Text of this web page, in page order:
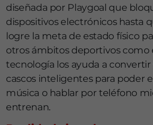
diseñada por Playgoal que
dispositivos electrónicos hasta
logre la meta de estado físico
otros ámbitos deportivos como
tecnología los ayuda a convertir
cascos inteligentes para poder
música o hablar por teléfono
entrenan.